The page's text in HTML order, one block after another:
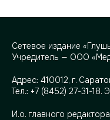
Сетевое издание
Учредитель — ООО
Адрес: 410012, г.
Тел.: +7 (8452) 27-31-18.
И.о. главного